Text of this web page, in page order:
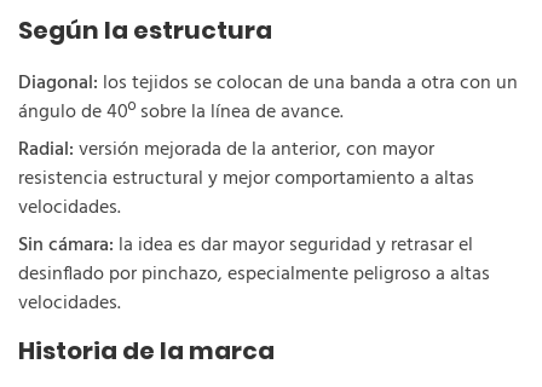
Según la estructura
Diagonal: los tejidos se colocan de una banda a otra con un
ángulo de 40º sobre la línea de avance.
Radial:versión mejorada de la anterior, con mayor
resistencia estructural y mejor comportamiento a altas
velocidades.
Sin cámara: la idea es dar mayor seguridad y retrasar el
desinflado por pinchazo, especialmente peligroso a altas
velocidades.
Historia de la marca